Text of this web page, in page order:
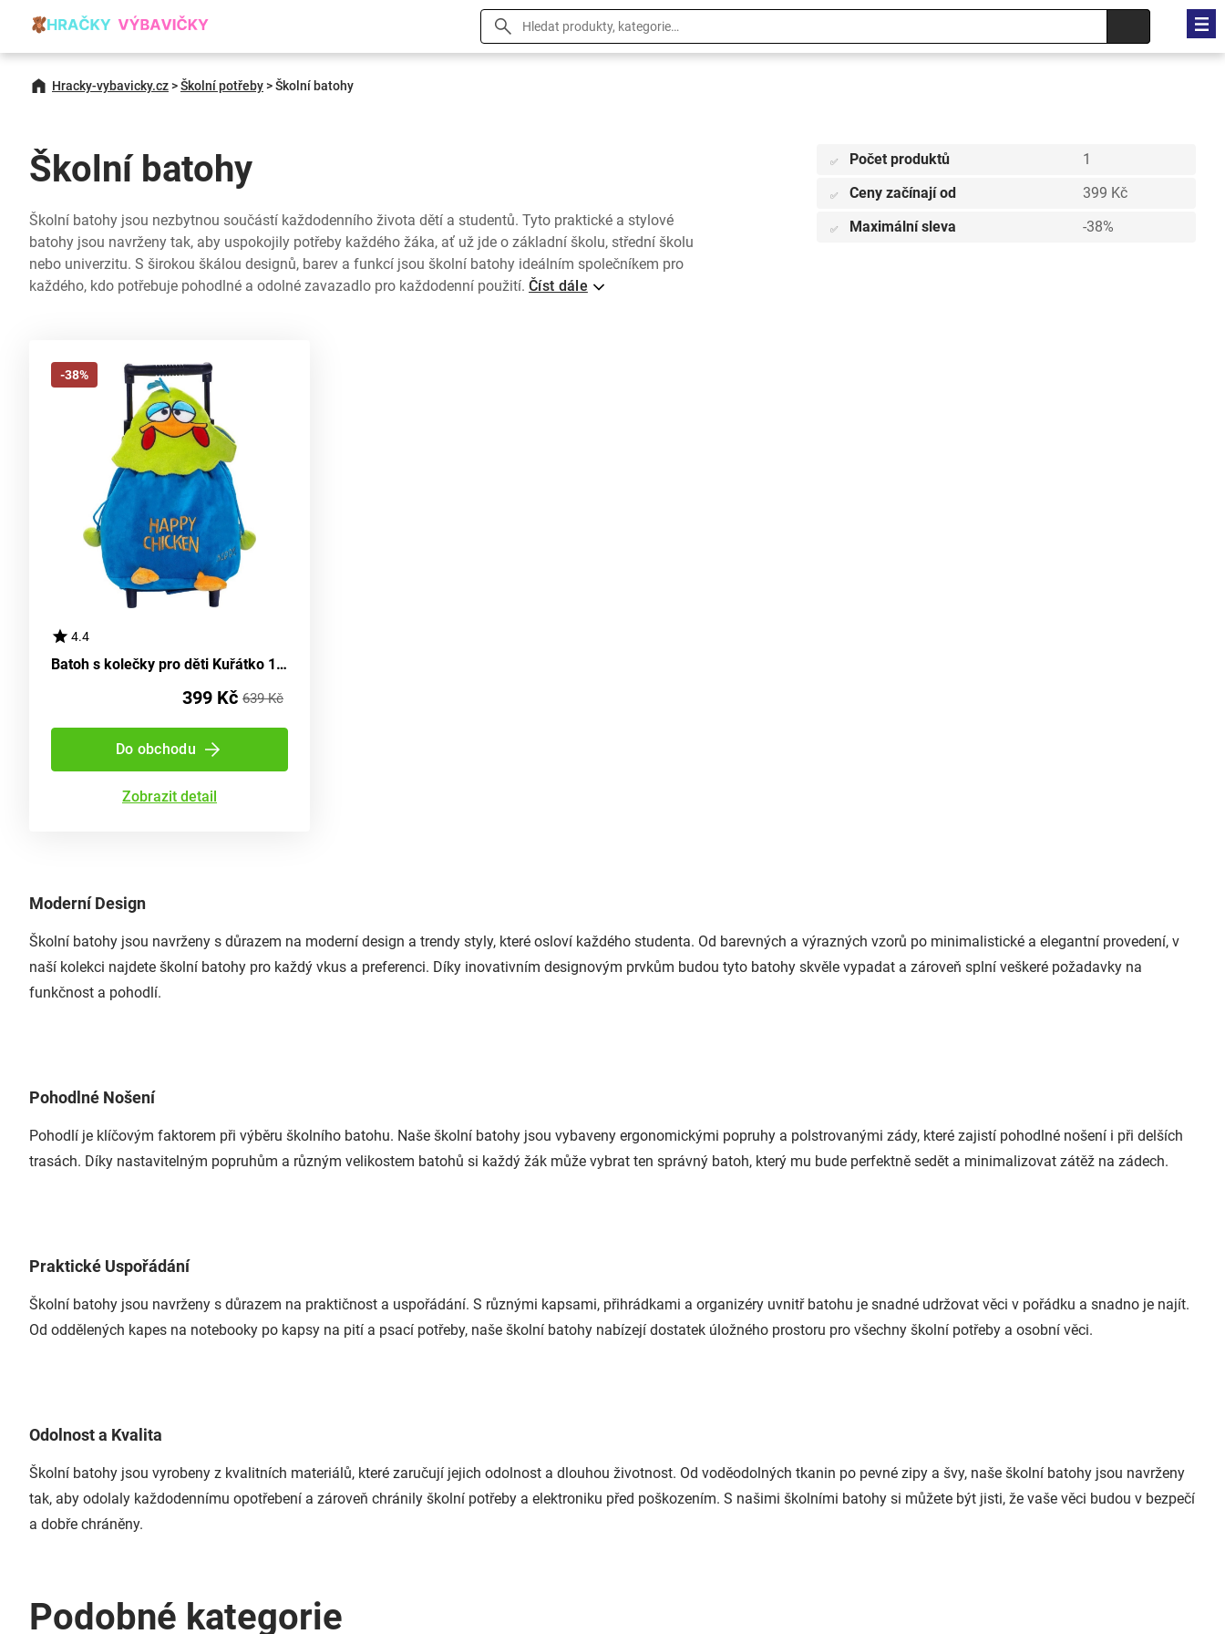
Hracky-vybavicky.cz>Školní potřeby>Školní batohy
Školní batohy
Školní batohy jsou nezbytnou součástí každodenního života dětí a studentů. Tyto praktické a stylové
batohy jsou navrženy tak, aby uspokojily potřeby každého žáka, ať už jde o základní školu, střední školu
nebo univerzitu. S širokou škálou designů, barev a funkcí jsou školní batohy ideálním společníkem pro
každého, kdo potřebuje pohodlné a odolné zavazadlo pro každodenní použití. Číst dále
✅ Počet produktů 1
✅ Ceny začínají od 399 Kč
✅ Maximální sleva -38%
-38%
4.4
Batoh s kolečky pro děti Kuřátko 104581
399 Kč 639 Kč
Do obchodu
Zobrazit detail
Moderní Design
Školní batohy jsou navrženy s důrazem na moderní design a trendy styly, které osloví každého studenta. Od barevných a výrazných vzorů po minimalistické a elegantní provedení, v
naší kolekci najdete školní batohy pro každý vkus a preferenci. Díky inovativním designovým prvkům budou tyto batohy skvěle vypadat a zároveň splní veškeré požadavky na
funkčnost a pohodlí.
Pohodlné Nošení
Pohodlí je klíčovým faktorem při výběru školního batohu. Naše školní batohy jsou vybaveny ergonomickými popruhy a polstrovanými zády, které zajistí pohodlné nošení i při delších
trasách. Díky nastavitelným popruhům a různým velikostem batohů si každý žák může vybrat ten správný batoh, který mu bude perfektně sedět a minimalizovat zátěž na zádech.
Praktické Uspořádání
Školní batohy jsou navrženy s důrazem na praktičnost a uspořádání. S různými kapsami, přihrádkami a organizéry uvnitř batohu je snadné udržovat věci v pořádku a snadno je najít.
Od oddělených kapes na notebooky po kapsy na pití a psací potřeby, naše školní batohy nabízejí dostatek úložného prostoru pro všechny školní potřeby a osobní věci.
Odolnost a Kvalita
Školní batohy jsou vyrobeny z kvalitních materiálů, které zaručují jejich odolnost a dlouhou životnost. Od voděodolných tkanin po pevné zipy a švy, naše školní batohy jsou navrženy
tak, aby odolaly každodennímu opotřebení a zároveň chránily školní potřeby a elektroniku před poškozením. S našimi školními batohy si můžete být jisti, že vaše věci budou v bezpečí
a dobře chráněny.
Podobné kategorie